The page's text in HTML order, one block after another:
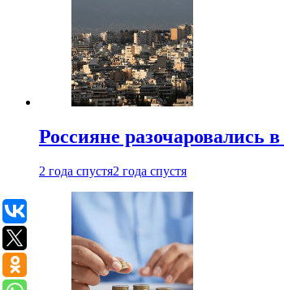
Россияне разочаровались
2 года спустя2 года спустя